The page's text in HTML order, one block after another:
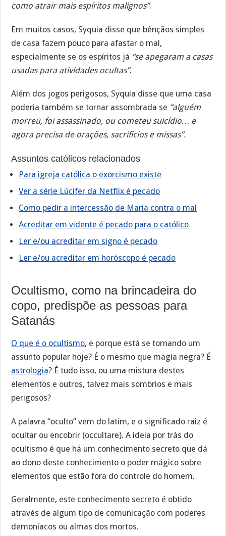
como atrair mais espíritos malignos”.
Em muitos casos, Syquia disse que bênçãos simples
de casa fazem pouco para afastar o mal,
especialmente se os espíritos já “se apegaram a casas
usadas para atividades ocultas”.
Além dos jogos perigosos, Syquia disse que uma casa
poderia também se tornar assombrada se “alguém
morreu, foi assassinado, ou cometeu suicídio… e
agora precisa de orações, sacrifícios e missas”.
Assuntos católicos relacionados
Para igreja católica o exorcismo existe
Ver a série Lúcifer da Netflix é pecado
Como pedir a intercessão de Maria contra o mal
Acreditar em vidente é pecado para o católico
Ler e/ou acreditar em signo é pecado
Ler e/ou acreditar em horóscopo é pecado
Ocultismo, como na brincadeira do
copo, predispõe as pessoas para
Satanás
O que é o ocultismo, e porque está se tornando um
assunto popular hoje? É o mesmo que magia negra? É
astrologia? É tudo isso, ou uma mistura destes
elementos e outros, talvez mais sombrios e mais
perigosos?
A palavra “oculto” vem do latim, e o significado raiz é
ocultar ou encobrir (occultare). A ideia por trás do
ocultismo é que há um conhecimento secreto que dá
ao dono deste conhecimento o poder mágico sobre
elementos que estão fora do controle do homem.
Geralmente, este conhecimento secreto é obtido
através de algum tipo de comunicação com poderes
demoníacos ou almas dos mortos.